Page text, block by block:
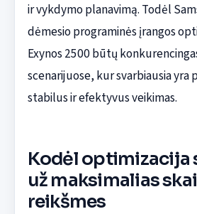
ir vykdymo planavimą. Todėl
dėmesio programinės įrangos
Exynos 2500 būtų
scenarijuose, kur svarbiausia yra
stabilus ir efektyvus veikimas.
Kodėl optimizacija
už maksimalias
reikšmes